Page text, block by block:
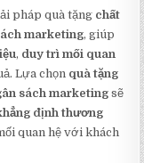
pháp quà tặng chất
marketing, giúp
, duy trì mối quan
Lựa chọn quà tặng
sách marketing sẽ
định thương
quan hệ với khách